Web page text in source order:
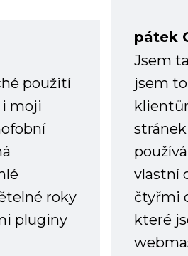
použití
i moji
roky
pluginy
pátek
Jsem
jsem
vlastní
čtyřmi
které